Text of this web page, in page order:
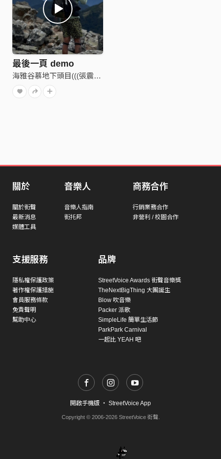
最後一頁 demo
海雅谷慕地下頭目(((張震嶽)))
關於
關於街聲
最新消息
媒體工具
音樂人
音樂人指南
街托邦
商務合作
行銷業務合作
非營利 / 校園合作
支援服務
隱私權保護政策
著作權保護措施
會員服務條款
免責聲明
幫助中心
品牌
StreetVoice Awards 街聲音樂獎
TheNextBigThing 大團誕生
Blow 吹音樂
Packer 派歌
SimpleLife 簡單生活節
ParkPark Carnival
一起比 YEAH 吧
開啟手機版 ・ StreetVoice App
Copyright © 2006-2026 StreetVoice 街聲.